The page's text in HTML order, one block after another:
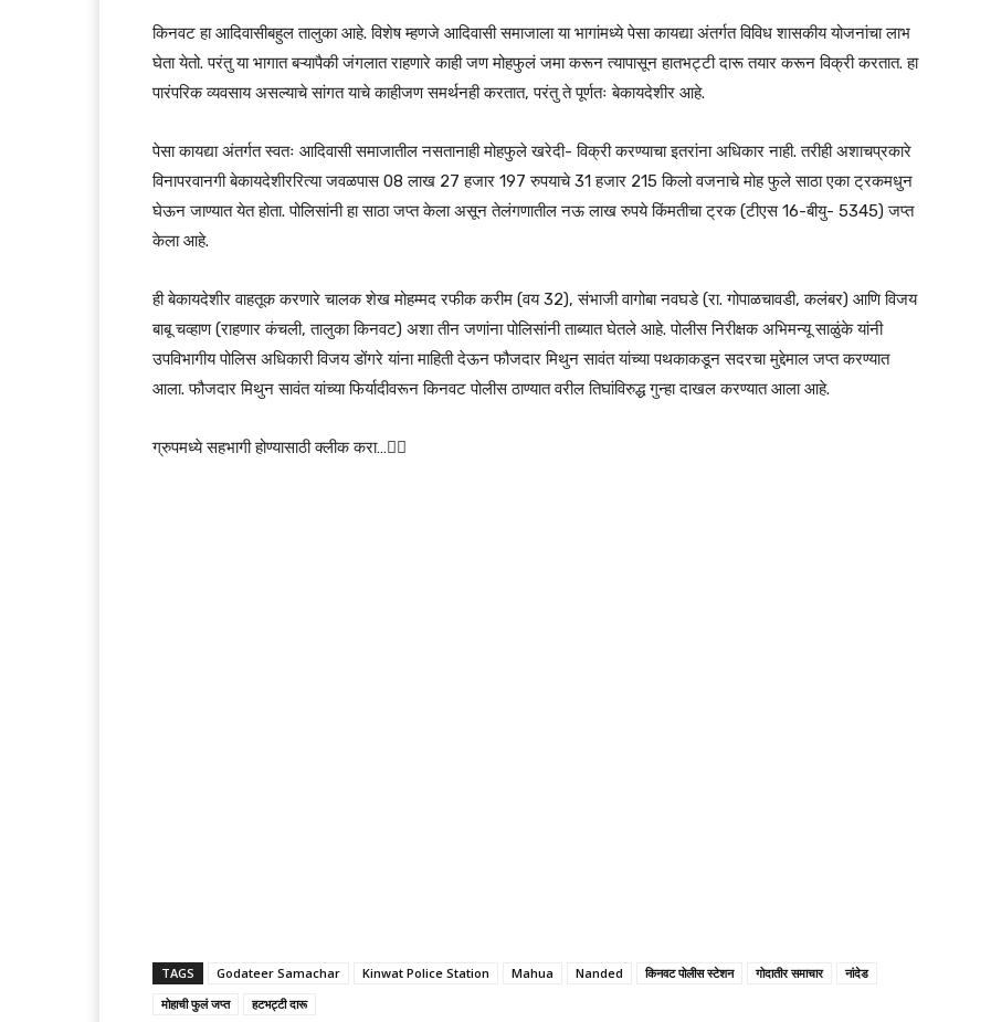
किनवट हा आदिवासीबहुल तालुका आहे. विशेष म्हणजे आदिवासी समाजाला या भागांमध्ये पेसा कायद्या अंतर्गत विविध शासकीय योजनांचा लाभ
घेता येतो. परंतु या भागात बऱ्यापैकी जंगलात राहणारे काही जण मोहफुलं जमा करून त्यापासून हातभट्टी दारू तयार करून विक्री करतात. हा
पारंपरिक व्यवसाय असल्याचे सांगत याचे काहीजण समर्थनही करतात, परंतु ते पूर्णतः बेकायदेशीर आहे.
पेसा कायद्या अंतर्गत स्वतः आदिवासी समाजातील नसतानाही मोहफुले खरेदी- विक्री करण्याचा इतरांना अधिकार नाही. तरीही अशाचप्रकारे
विनापरवानगी बेकायदेशीररित्या जवळपास 08 लाख 27 हजार 197 रुपयाचे 31 हजार 215 किलो वजनाचे मोह फुले साठा एका ट्रकमधुन
घेऊन जाण्यात येत होता. पोलिसांनी हा साठा जप्त केला असून तेलंगणातील नऊ लाख रुपये किंमतीचा ट्रक (टीएस 16-बीयु- 5345) जप्त
केला आहे.
ही बेकायदेशीर वाहतूक करणारे चालक शेख मोहम्मद रफीक करीम (वय 32), संभाजी वागोबा नवघडे (रा. गोपाळचावडी, कलंबर) आणि विजय
बाबू चव्हाण (राहणार कंचली, तालुका किनवट) अशा तीन जणांना पोलिसांनी ताब्यात घेतले आहे. पोलीस निरीक्षक अभिमन्यू साळुंके यांनी
उपविभागीय पोलिस अधिकारी विजय डोंगरे यांना माहिती देऊन फौजदार मिथुन सावंत यांच्या पथकाकडून सदरचा मुद्देमाल जप्त करण्यात
आला. फौजदार मिथुन सावंत यांच्या फिर्यादीवरून किनवट पोलीस ठाण्यात वरील तिघांविरुद्ध गुन्हा दाखल करण्यात आला आहे.
ग्रुपमध्ये सहभागी होण्यासाठी क्लीक करा…👆🏻
TAGS Godateer Samachar Kinwat Police Station Mahua Nanded किनवट पोलीस स्टेशन गोदातीर समाचार
नांदेड
मोहाची फुलं जप्त
हटभट्टी दारू